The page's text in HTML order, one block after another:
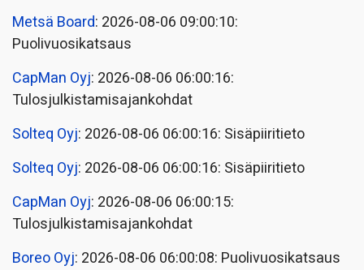
Metsä Board: 2026-08-06 09:00:10:
Puolivuosikatsaus
CapMan Oyj: 2026-08-06 06:00:16:
Tulosjulkistamisajankohdat
Solteq Oyj: 2026-08-06 06:00:16: Sisäpiiritieto
Solteq Oyj: 2026-08-06 06:00:16: Sisäpiiritieto
CapMan Oyj: 2026-08-06 06:00:15:
Tulosjulkistamisajankohdat
Boreo Oyj: 2026-08-06 06:00:08: Puolivuosikatsaus